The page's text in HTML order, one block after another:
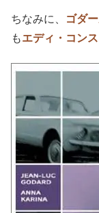
ちなみに、 ゴダ
もエディ・コン